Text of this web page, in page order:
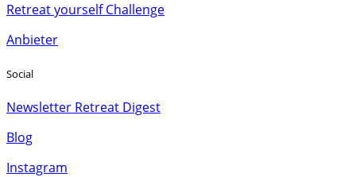
Retreat yourself Challenge
Anbieter
Social
Newsletter Retreat Digest
Blog
Instagram